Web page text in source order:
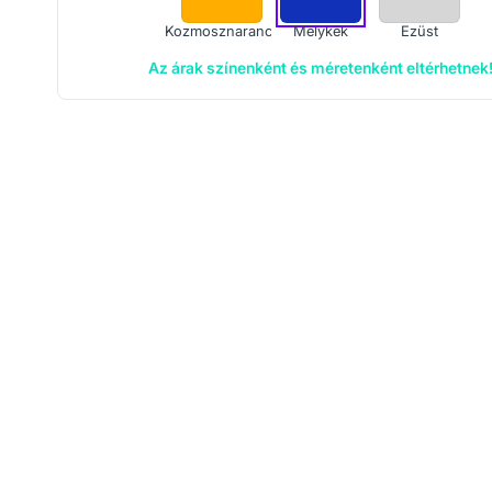
Kozmosznarancs Mélykék Ezüst
Az árak színenként és méretenként eltérhetnek!